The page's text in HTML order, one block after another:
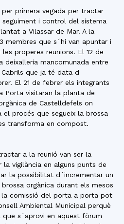
Maresme
per primera vegada per tractar
i control del sistema
a Vilassar de Mar. A la
membres que s´hi van apuntar i
properes reunions. El 12 de
deixalleria mancomunada entre
Cabrils que ja té data d
El 21 de febrer els integrants
Porta visitaran la planta de
de Castelldefels on
el procés que segueix la brossa
transforma en compost.
a la reunió van ser la
vigilància en alguns punts de
la possibilitat d´incrementar un
orgànica durant els mesos
la comissió del porta a porta pot
Ambiental Municipal perquè
s´aprovi en aquest fòrum